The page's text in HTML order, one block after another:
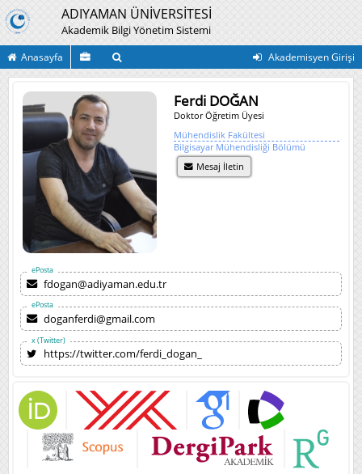
ADIYAMAN ÜNİVERSİTESİ
Akademik Bilgi Yönetim Sistemi
Anasayfa Akademisyen Girişi
Ferdi DOĞAN
Doktor Öğretim Üyesi
Mühendislik Fakültesi
Bilgisayar Mühendisliği Bölümü
Mesaj İletin
ePosta
fdogan@adiyaman.edu.tr
ePosta
doganferdi@gmail.com
x (Twitter)
https://twitter.com/ferdi_dogan_